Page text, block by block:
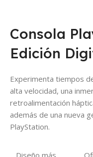
Consola
Edición
Experimenta tiempos
alta velocidad, una
retroalimentación
además de una nueva
PlayStation.